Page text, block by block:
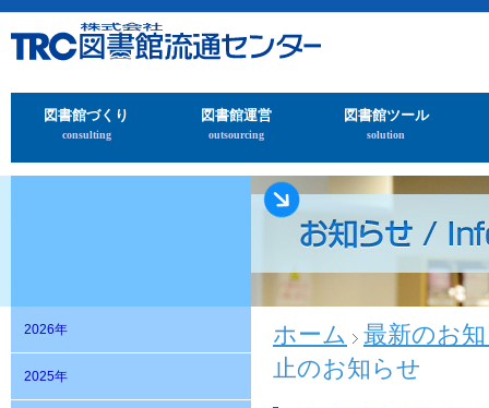
図書館づくり
consulting
図書館運営
outsourcing
図書館ツール
solution
2026年
2025年
ホーム
最新のお
止のお知らせ